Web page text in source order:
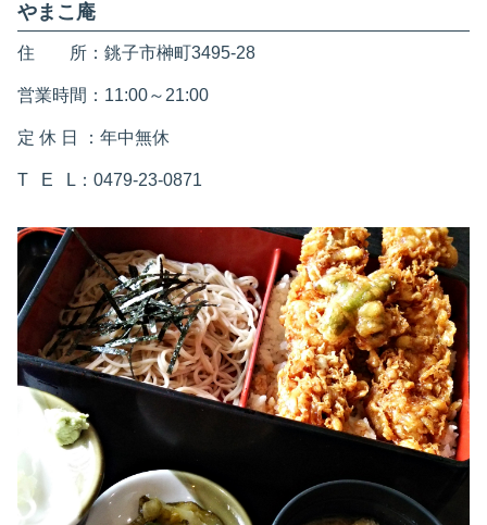
やまこ庵
住 所：銚子市榊町3495-28
営業時間：11:00～21:00
定 休 日 ：年中無休
T E L：0479-23-0871